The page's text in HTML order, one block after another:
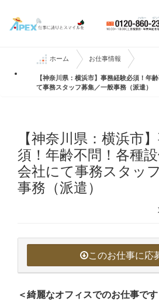
ホーム お仕事情報
【神奈川県：横浜市】事務経験必須！年
て事務スタッフ募集／一般事務（派遣）
【神奈川県：横浜市
須！年齢不問！各種
会社にて事務スタッ
事務（派遣）
このお仕事に応
＜綺麗なオフィスでのお仕事で